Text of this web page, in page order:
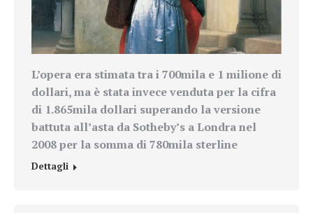
L’opera era stimata tra i 700mila e 1 milione di
dollari, ma è stata invece venduta per la cifra
di 1.865mila dollari superando la versione
battuta all’asta da Sotheby’s a Londra nel
2008 per la somma di 780mila sterline
Dettagli